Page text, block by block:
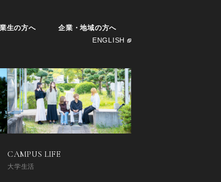
生の方へ
企業・地域の方へ
ENGLISH
CAMPUS LIFE
大学生活